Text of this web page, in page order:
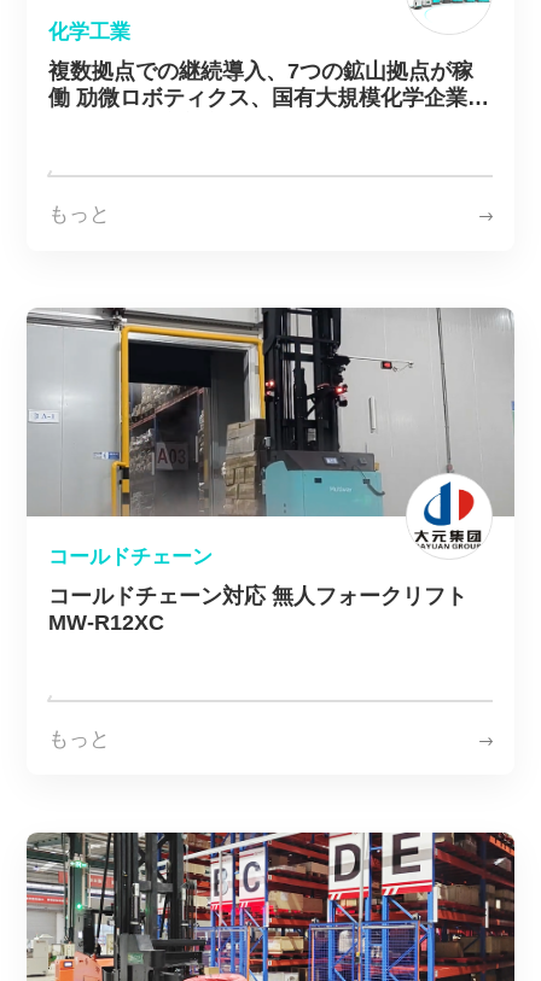
化学工業
複数拠点での継続導入、7つの鉱山拠点が稼
働 劢微ロボティクス、国有大規模化学企業の
もっと
コールドチェーン
コールドチェーン対応 無人フォークリフト
MW-R12XC
もっと